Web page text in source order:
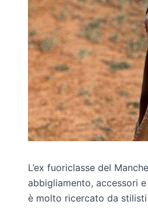
L’ex fuoriclasse del
abbigliamento, accessori
è molto ricercato da